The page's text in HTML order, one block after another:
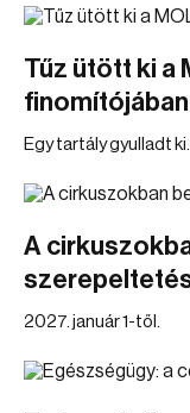
Tűz ütött ki a
finomítójában
Egy tartály gyulladt ki.
A
2027. január 1-től.